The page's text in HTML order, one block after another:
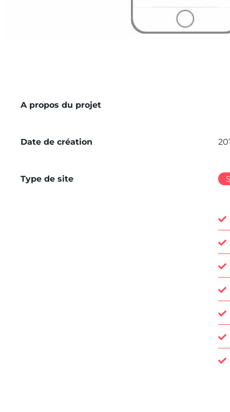
A propos du projet
Date de création
Type de site